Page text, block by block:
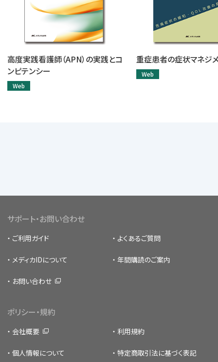
高度実践看護師（APN）の実践とコ
ンピテンシー
Web
重症患者の症状マネジ
Web
サポート・お問い合わせ
ご利用ガイド よくあるご質問
メディカIDについて 年間購読のご案内
お問い合わせ
ポリシー・規約
会社概要 利用規約
個人情報について 特定商取引法に基づく表記